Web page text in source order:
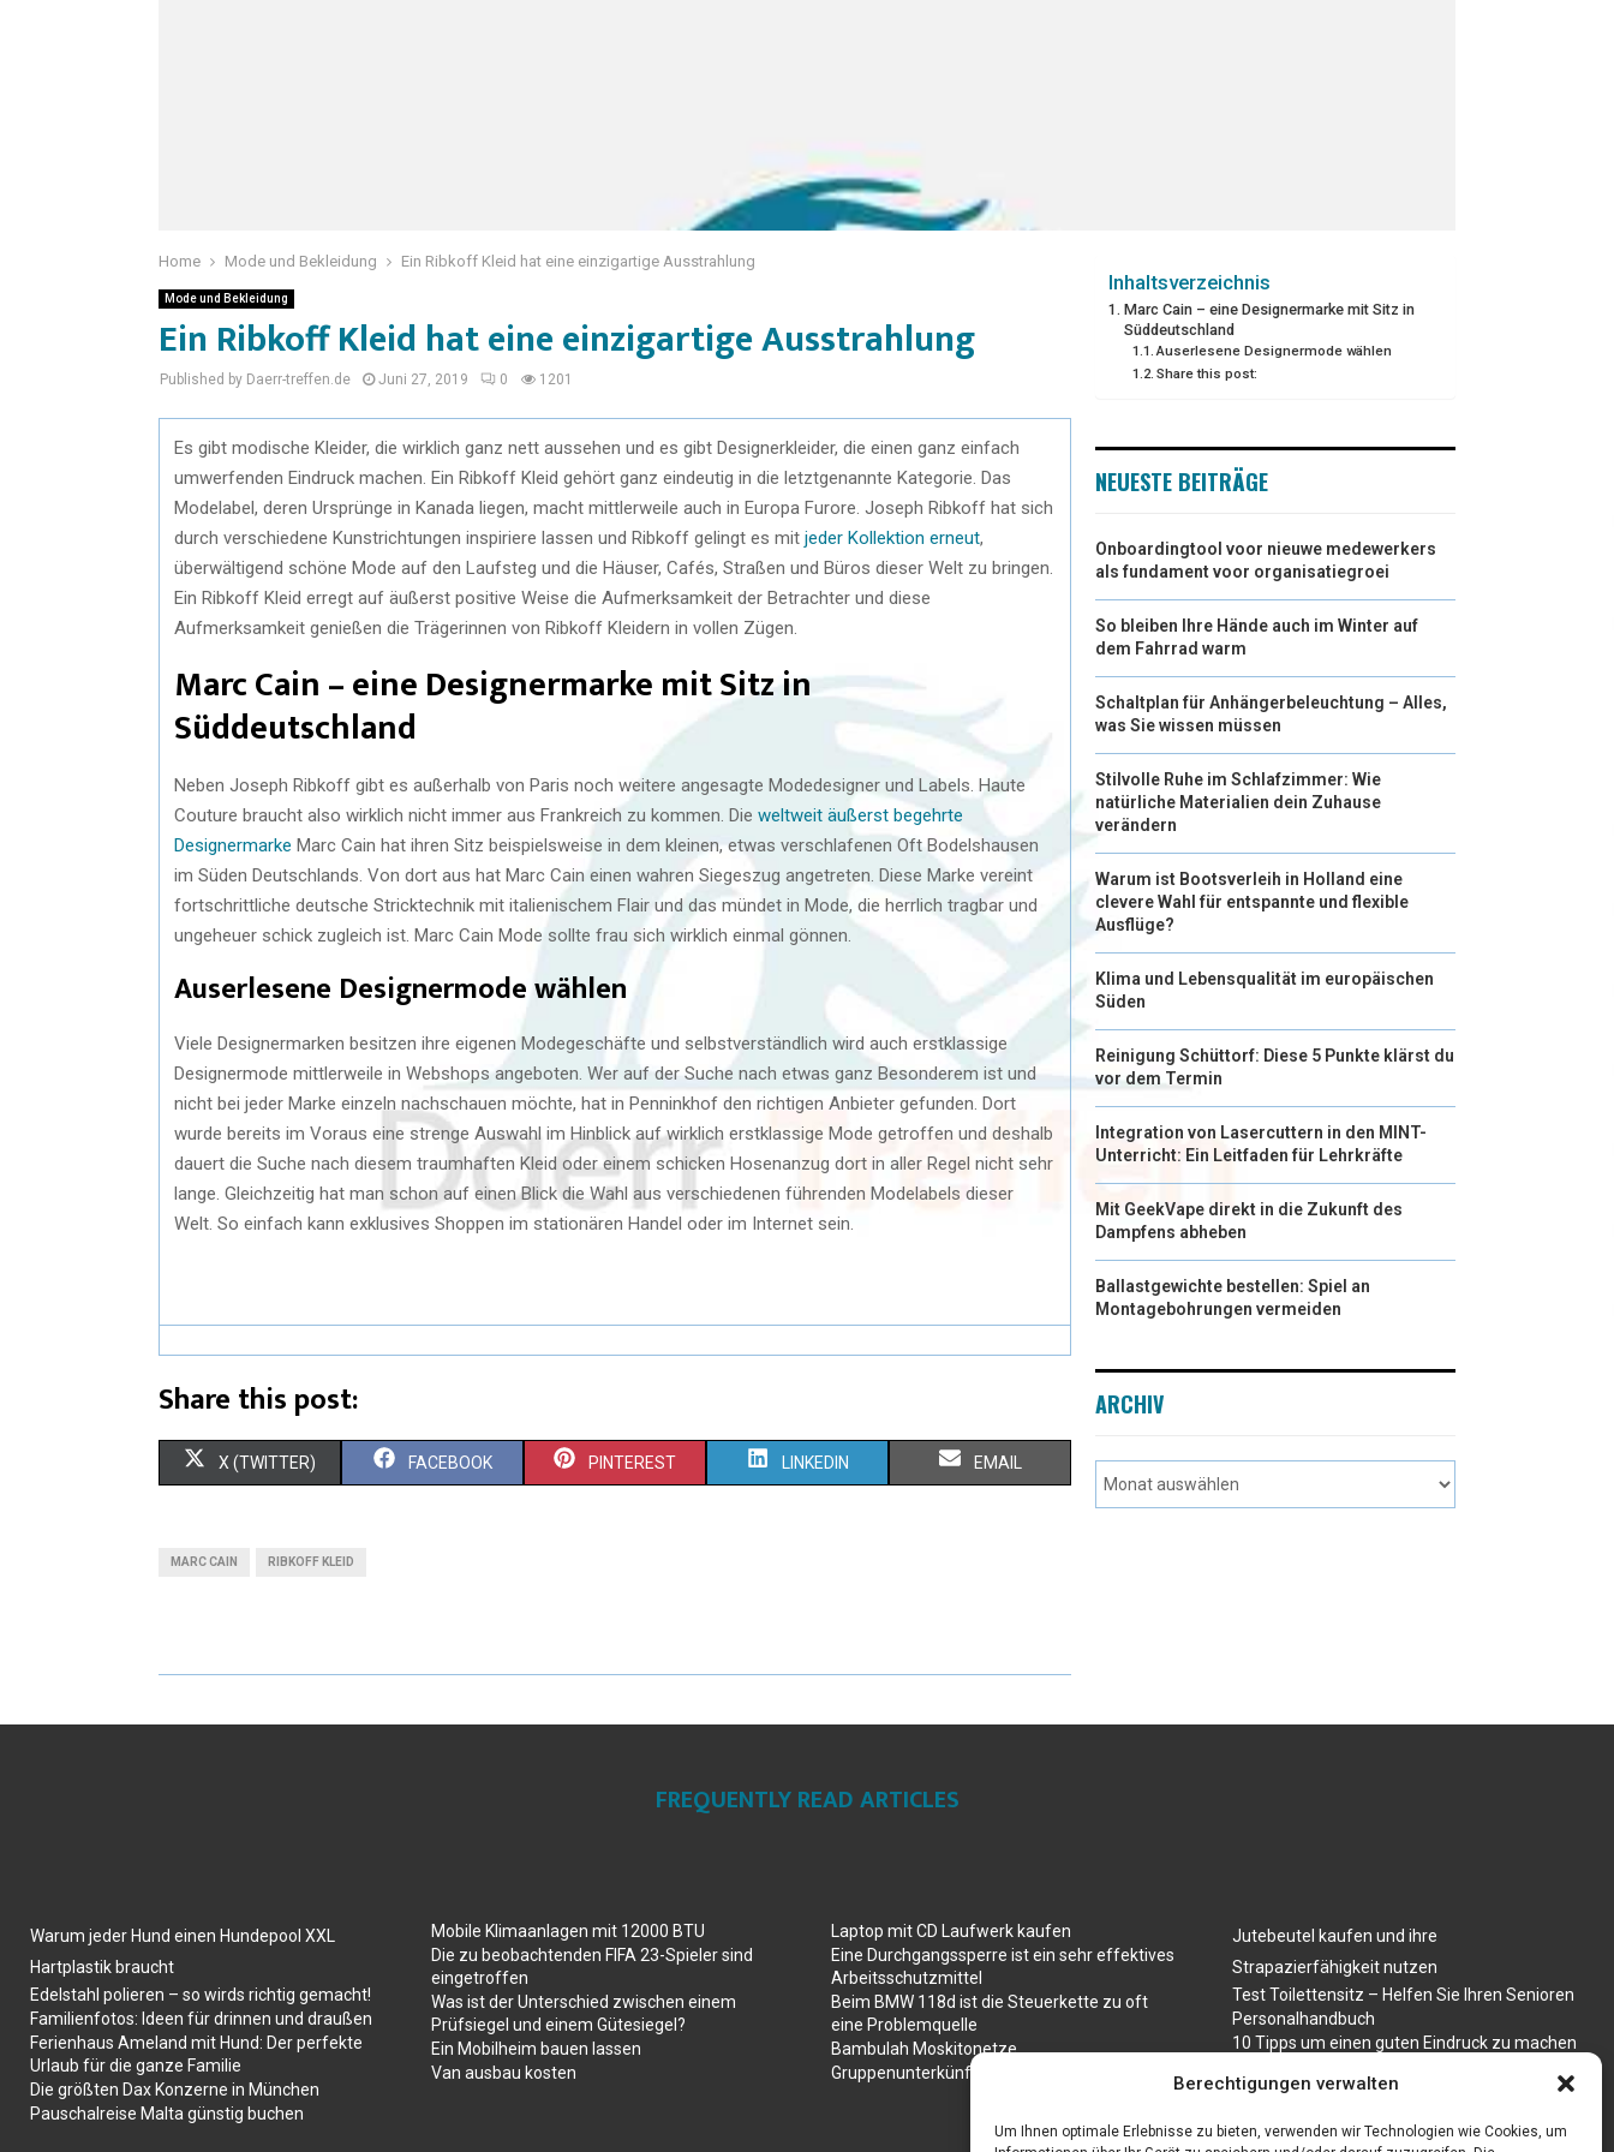
Berechtigungen verwalten
Um Ihnen optimale Erlebnisse zu bieten, verwenden wir Technologien wie Cookies, um
Home Mode und Bekleidung Ein Ribkoff Kleid hat eine einzigartige Ausstrahlung
Mode und Bekleidung
Ein Ribkoff Kleid hat eine einzigartige Ausstrahlung
Published by Daerr-treffen.de Juni 27, 2019 0 1201
Es gibt modische Kleider, die wirklich ganz nett aussehen und es gibt Designerkleider, die einen ganz einfach
umwerfenden Eindruck machen. Ein Ribkoff Kleid gehört ganz eindeutig in die letztgenannte Kategorie. Das
Modelabel, deren Ursprünge in Kanada liegen, macht mittlerweile auch in Europa Furore. Joseph Ribkoff hat sich
durch verschiedene Kunstrichtungen inspiriere lassen und Ribkoff gelingt es mit jeder Kollektion erneut,
überwältigend schöne Mode auf den Laufsteg und die Häuser, Cafés, Straßen und Büros dieser Welt zu bringen.
Ein Ribkoff Kleid erregt auf äußerst positive Weise die Aufmerksamkeit der Betrachter und diese
Aufmerksamkeit genießen die Trägerinnen von Ribkoff Kleidern in vollen Zügen.
Marc Cain – eine Designermarke mit Sitz in
Süddeutschland
Neben Joseph Ribkoff gibt es außerhalb von Paris noch weitere angesagte Modedesigner und Labels. Haute
Couture braucht also wirklich nicht immer aus Frankreich zu kommen. Die weltweit äußerst begehrte
Designermarke Marc Cain hat ihren Sitz beispielsweise in dem kleinen, etwas verschlafenen Oft Bodelshausen
im Süden Deutschlands. Von dort aus hat Marc Cain einen wahren Siegeszug angetreten. Diese Marke vereint
fortschrittliche deutsche Stricktechnik mit italienischem Flair und das mündet in Mode, die herrlich tragbar und
ungeheuer schick zugleich ist. Marc Cain Mode sollte frau sich wirklich einmal gönnen.
Auserlesene Designermode wählen
Viele Designermarken besitzen ihre eigenen Modegeschäfte und selbstverständlich wird auch erstklassige
Designermode mittlerweile in Webshops angeboten. Wer auf der Suche nach etwas ganz Besonderem ist und
nicht bei jeder Marke einzeln nachschauen möchte, hat in Penninkhof den richtigen Anbieter gefunden. Dort
wurde bereits im Voraus eine strenge Auswahl im Hinblick auf wirklich erstklassige Mode getroffen und deshalb
dauert die Suche nach diesem traumhaften Kleid oder einem schicken Hosenanzug dort in aller Regel nicht sehr
lange. Gleichzeitig hat man schon auf einen Blick die Wahl aus verschiedenen führenden Modelabels dieser
Welt. So einfach kann exklusives Shoppen im stationären Handel oder im Internet sein.
Share this post:
X (TWITTER) FACEBOOK PINTEREST LINKEDIN EMAIL
MARC CAIN RIBKOFF KLEID
Inhaltsverzeichnis
Marc Cain – eine Designermarke mit Sitz in
Süddeutschland
Auserlesene Designermode wählen
Share this post:
NEUESTE BEITRÄGE
Onboardingtool voor nieuwe medewerkers
als fundament voor organisatiegroei
So bleiben Ihre Hände auch im Winter auf
dem Fahrrad warm
Schaltplan für Anhängerbeleuchtung – Alles,
was Sie wissen müssen
Stilvolle Ruhe im Schlafzimmer: Wie
natürliche Materialien dein Zuhause
verändern
Warum ist Bootsverleih in Holland eine
clevere Wahl für entspannte und flexible
Ausflüge?
Klima und Lebensqualität im europäischen
Süden
Reinigung Schüttorf: Diese 5 Punkte klärst du
vor dem Termin
Integration von Lasercuttern in den MINT-
Unterricht: Ein Leitfaden für Lehrkräfte
Mit GeekVape direkt in die Zukunft des
Dampfens abheben
Ballastgewichte bestellen: Spiel an
Montagebohrungen vermeiden
ARCHIV
FREQUENTLY READ ARTICLES
Warum jeder Hund einen Hundepool XXL
Hartplastik braucht
Edelstahl polieren – so wirds richtig gemacht!
Familienfotos: Ideen für drinnen und draußen
Ferienhaus Ameland mit Hund: Der perfekte
Urlaub für die ganze Familie
Die größten Dax Konzerne in München
Pauschalreise Malta günstig buchen
Mobile Klimaanlagen mit 12000 BTU
Die zu beobachtenden FIFA 23-Spieler sind
eingetroffen
Was ist der Unterschied zwischen einem
Prüfsiegel und einem Gütesiegel?
Ein Mobilheim bauen lassen
Van ausbau kosten
Laptop mit CD Laufwerk kaufen
Eine Durchgangssperre ist ein sehr effektives
Arbeitsschutzmittel
Beim BMW 118d ist die Steuerkette zu oft
eine Problemquelle
Bambulah Moskitonetze
Gruppenunterkünfte in Holland
Jutebeutel kaufen und ihre
Strapazierfähigkeit nutzen
Test Toilettensitz – Helfen Sie Ihren Senioren
Personalhandbuch
10 Tipps um einen guten Eindruck zu machen